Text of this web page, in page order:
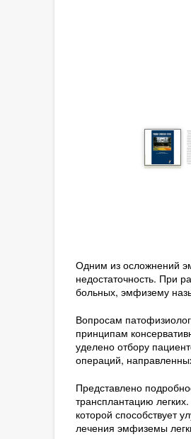
Одним из осложнений
недостаточность. При
больных, эмфизему
Вопросам
принципам
уделено отбору
операций,
Представлено
трансплантацию
которой способствует
лечения эмфиземы